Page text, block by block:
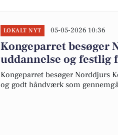
LOKALT NYT 05-05-2026 10:36
Kongeparret besøger
uddannelse og festlig
Kongeparret besøger Norddjurs
og godt håndværk som